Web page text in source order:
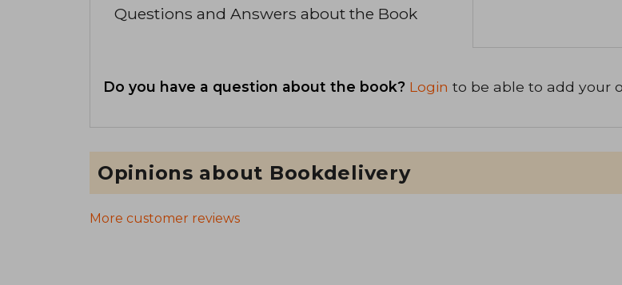
Questions and Answers about the Book
Do you have a question about the book? Login to be able to add your
Opinions about Bookdelivery
More customer reviews